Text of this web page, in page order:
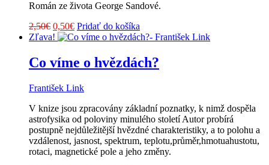
Román ze života George Sandové.
2,50€ Pôvodná
cena
2,50€.
0,50€Aktuálna
cena
0,50€.
Pridať do košíka
Zľava!
Co víme o hvězdách?
František Link
V knize jsou zpracovány základní poznatky, k nimž dospěla
astrofysika od poloviny minulého století Autor probírá
postupně nejdůležitější hvězdné charakteristiky, a to polohu a
vzdálenost, jasnost, spektrum, teplotu,průměr,hmotuahustotu,
rotaci, magnetické pole a jeho změny.